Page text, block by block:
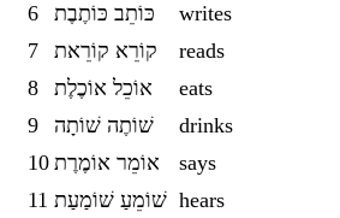
6
כּוֹתֵב כּוֹתֶבֶת
writes
7
קוֹרֵא קוֹרֵאת
reads
8
אוֹכֵל אוֹכֶלֶת
eats
9
שׁוֹתֶה שׁוֹתָה
drinks
10 אוֹמֵר אוֹמֶרֶת
says
11 שׁוֹמֵעַ שׁוֹמַעַת hears